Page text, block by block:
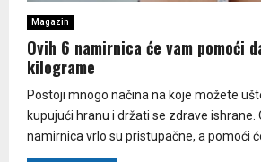
Magazin
Ovih 6 namirnica će vam pomoći
kilograme
Postoji mnogo načina na koje možete
kupujući hranu i držati se zdrave ishrane.
namirnica vrlo su pristupačne, a pomoći